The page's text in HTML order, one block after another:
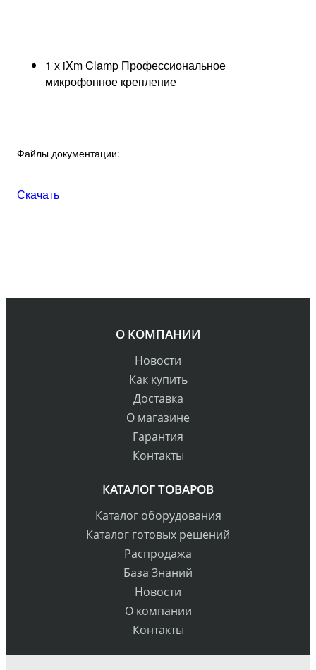
1 х iXm Clamp Профессиональное
микрофонное крепление
Файлы документации:
Скачать
О КОМПАНИИ
Новости
Как купить
Доставка
О магазине
Гарантия
Контакты
КАТАЛОГ ТОВАРОВ
Каталог оборудования
Каталог готовых решений
Распродажа
База Знаний
Новости
О компании
Контакты